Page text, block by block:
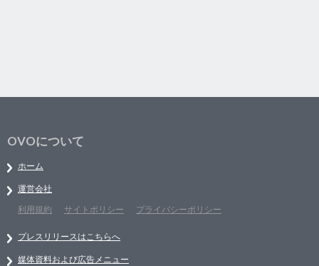
OVOについて
ホーム
運営会社
利用規約
サイトポリシー プライバシーポリシー
プレスリリースはこちらへ
媒体資料および広告メニュー